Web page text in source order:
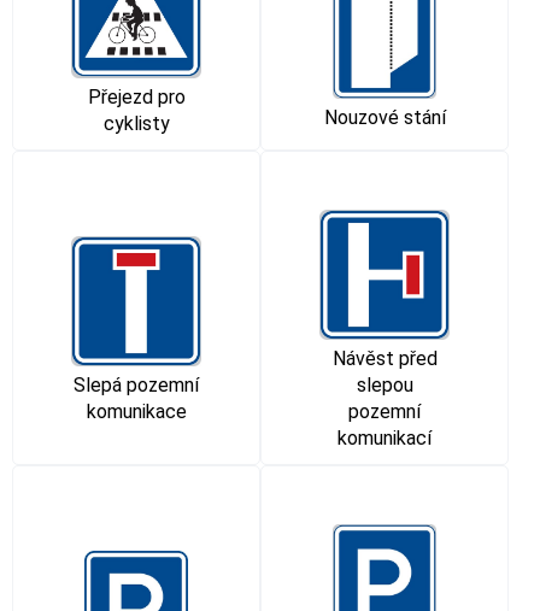
Přejezd pro
cyklisty
Nouzové stání
Slepá pozemní
komunikace
Návěst před
slepou
pozemní
komunikací